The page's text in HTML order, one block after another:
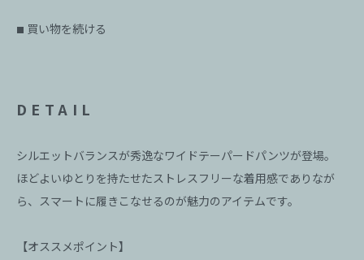
■ 買い物を続ける
DETAIL
シルエットバランスが秀逸なワイドテーパードパンツが登場。
ほどよいゆとりを持たせたストレスフリーな着用感でありなが
ら、スマートに履きこなせるのが魅力のアイテムです。
【オススメポイント】